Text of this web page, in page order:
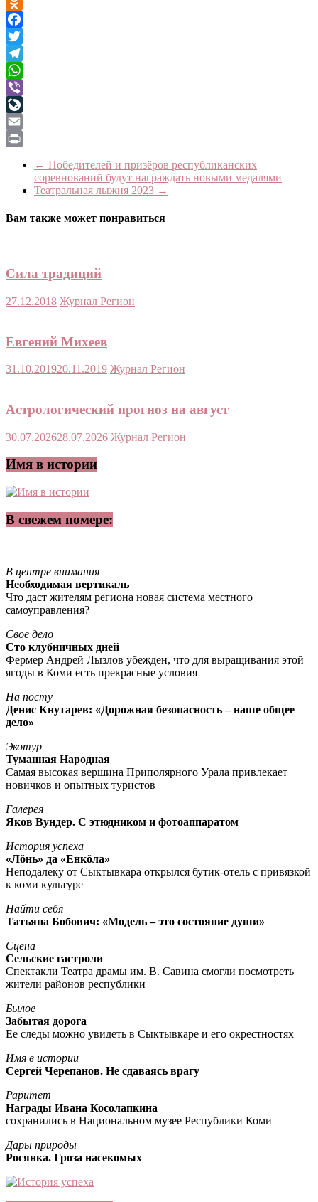
Odnoklassniki
Facebook
Twitter
Telegram
WhatsApp
Viber
LiveJournal
Email
← Победителей и призёров республиканских
соревнований будут награждать новыми медалями
Театральная лыжня 2023 →
Вам также может понравиться
Сила традиций
27.12.2018 Журнал Регион
Евгений Михеев
31.10.201920.11.2019 Журнал Регион
Астрологический прогноз на август
30.07.202628.07.2026 Журнал Регион
Имя в истории
В свежем номере:
В центре внимания
Необходимая вертикаль
Что даст жителям региона новая система местного
самоуправления?
Свое дело
Сто клубничных дней
Фермер Андрей Лызлов убежден, что для выращивания этой
ягоды в Коми есть прекрасные условия
На посту
Денис Кнутарев: «Дорожная безопасность – наше общее
дело»
Экотур
Туманная Народная
Самая высокая вершина Приполярного Урала привлекает
новичков и опытных туристов
Галерея
Яков Вундер. С этюдником и фотоаппаратом
История успеха
«Лöнь» да «Енкöла»
Неподалеку от Сыктывкара открылся бутик-отель с привязкой
к коми культуре
Найти себя
Татьяна Бобович: «Модель – это состояние души»
Сцена
Сельские гастроли
Спектакли Театра драмы им. В. Савина смогли посмотреть
жители районов республики
Былое
Забытая дорога
Ее следы можно увидеть в Сыктывкаре и его окрестностях
Имя в истории
Сергей Черепанов. Не сдаваясь врагу
Раритет
Награды Ивана Косолапкина
сохранились в Национальном музее Республики Коми
Дары природы
Росянка. Гроза насекомых